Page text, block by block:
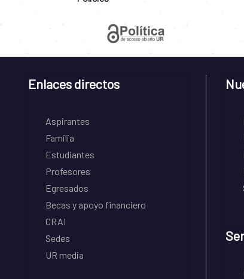
Enlaces directos
Aspirantes
Familia
Estudiantes
Profesores
Egresados
Becas y apoyo financiero
CRAI
Sedes
UR media